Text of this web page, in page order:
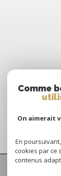
Comme
On aimerait
En
cookies par ce
contenus